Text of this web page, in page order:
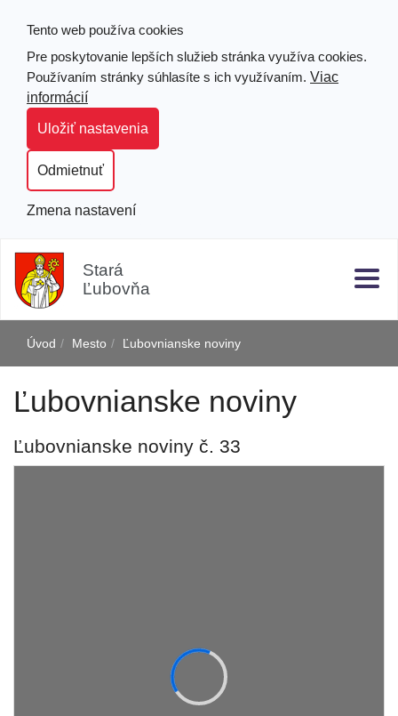
Tento web používa cookies
Pre poskytovanie lepších služieb stránka využíva cookies.
Používaním stránky súhlasíte s ich využívaním. Viac
informácií
Uložiť nastavenia
Odmietnuť
Zmena nastavení
obsahu
Stará
Ľubovňa
Úvod Mesto Ľubovnianske noviny
Ľubovnianske noviny
Ľubovnianske noviny č. 33